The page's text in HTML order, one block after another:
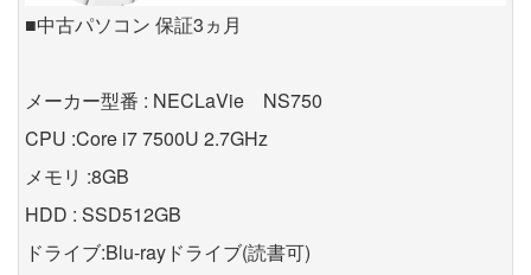
■中古パソコン 保証3ヵ月
メーカー型番 : NECLaVie NS750
CPU :Core i7 7500U 2.7GHz
メモリ :8GB
HDD : SSD512GB
ドライブ:Blu-rayドライブ(読書可)